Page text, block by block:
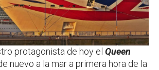
protagonista de hoy el Queen
nuevo a la mar a primera hora de la